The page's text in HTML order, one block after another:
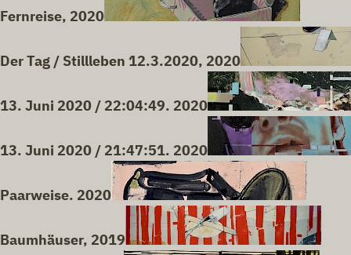
Fernreise, 2020
Der Tag / Stillleben 12.3.2020, 2020
13. Juni 2020 / 22:04:49. 2020
13. Juni 2020 / 21:47:51. 2020
Paarweise. 2020
Baumhäuser, 2019